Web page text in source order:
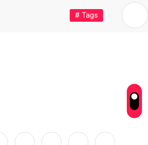
# Tags